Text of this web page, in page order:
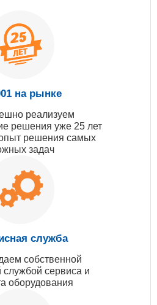
на рынке
реализуем
решения уже 25 лет
решения самых
задач
служба
собственной
службой сервиса и
оборудования